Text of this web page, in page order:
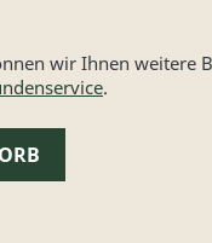
wir Ihnen weitere
.